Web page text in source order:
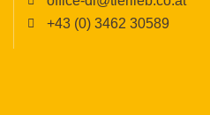
+43 (0) 3462 30589